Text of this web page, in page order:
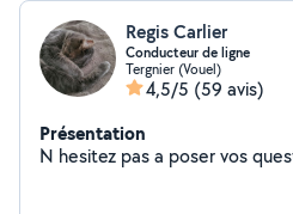
Regis Carlier
Conducteur de ligne
Tergnier (Vouel)
4,5/5 (59 avis)
Présentation
N hesitez pas a poser vos